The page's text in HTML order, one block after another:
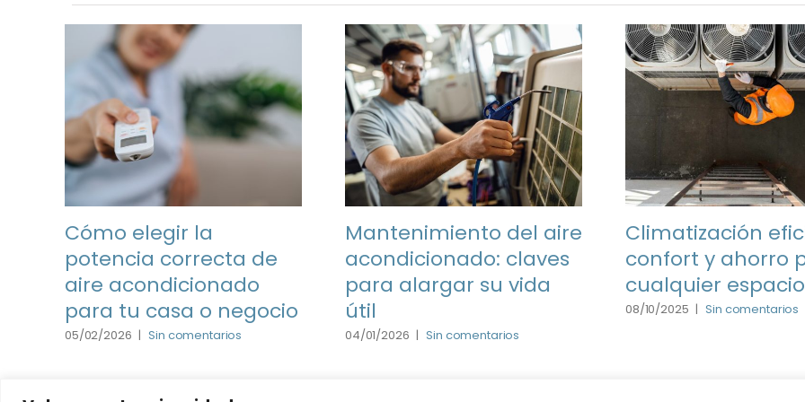
Cómo elegir la
potencia correcta de
aire acondicionado
para tu casa o negocio
05/02/2026 | Sin comentarios
Mantenimiento del aire
acondicionado: claves
para alargar su vida
útil
04/01/2026 | Sin comentarios
Climatización
confort y ahorro
cualquier espacio
08/10/2025 | Sin comentarios